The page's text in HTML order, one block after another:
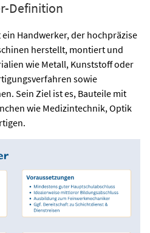
Definition
ein Handwerker, der hochpräzise
herstellt, montiert und
wie Metall, Kunststoff oder
sowie
Sein Ziel ist es, Bauteile mit
wie Medizintechnik, Optik